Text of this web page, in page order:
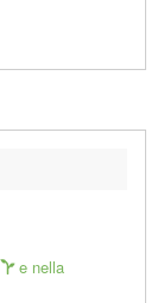
e nella